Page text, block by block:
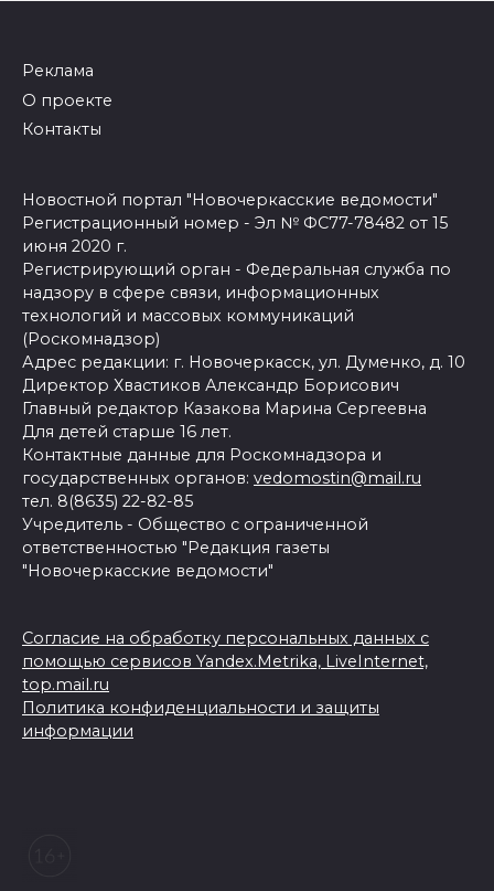
Реклама
О проекте
Контакты
Новостной портал "Новочеркасские ведомости"
Регистрационный номер - Эл № ФС77-78482 от 15
июня 2020 г.
Регистрирующий орган - Федеральная служба по
надзору в сфере связи, информационных
технологий и массовых коммуникаций
(Роскомнадзор)
Адрес редакции: г. Новочеркасск, ул. Думенко, д. 10
Директор Хвастиков Александр Борисович
Главный редактор Казакова Марина Сергеевна
Для детей старше 16 лет.
Контактные данные для Роскомнадзора и
государственных органов: vedomostin@mail.ru
тел. 8(8635) 22-82-85
Учредитель - Общество с ограниченной
ответственностью "Редакция газеты
"Новочеркасские ведомости"
Согласие на обработку персональных данных с
помощью сервисов Yandex.Metrika, LiveInternet,
top.mail.ru
Политика конфиденциальности и защиты
информации